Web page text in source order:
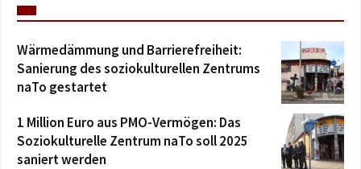
Wärmedämmung und Barrierefreiheit:
Sanierung des soziokulturellen Zentrums
naTo gestartet
1 Million Euro aus PMO-Vermögen: Das
Soziokulturelle Zentrum naTo soll 2025
saniert werden